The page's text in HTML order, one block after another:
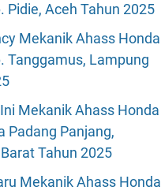
Pidie, Aceh Tahun 2025
Mekanik Ahass Honda
Tanggamus, Lampung
Mekanik Ahass Honda
Padang Panjang,
Tahun 2025
Mekanik Ahass Honda